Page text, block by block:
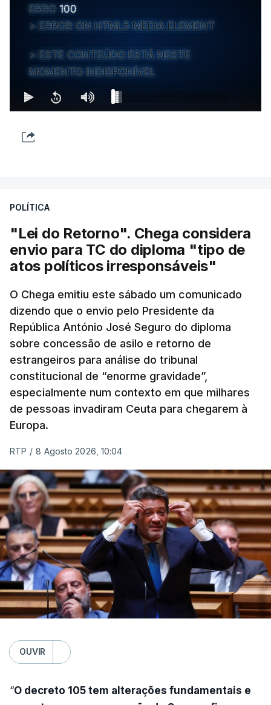
ERRO 100
ERROR ON HTML5 MEDIA ELEMENT
ESTE CONTEÚDO ESTÁ NESTE
MOMENTO INDISPONÍVEL
POLÍTICA
"Lei do Retorno". Chega considera
envio para TC do diploma "tipo de
atos políticos irresponsáveis"
O Chega emitiu este sábado um comunicado
dizendo que o envio pelo Presidente da
República António José Seguro do diploma
sobre concessão de asilo e retorno de
estrangeiros para análise do tribunal
constitucional de “enorme gravidade”,
especialmente num contexto em que milhares
de pessoas invadiram Ceuta para chegarem à
Europa.
RTP / 8 Agosto 2026, 10:04
OUVIR
“O decreto 105 tem alterações fundamentais e